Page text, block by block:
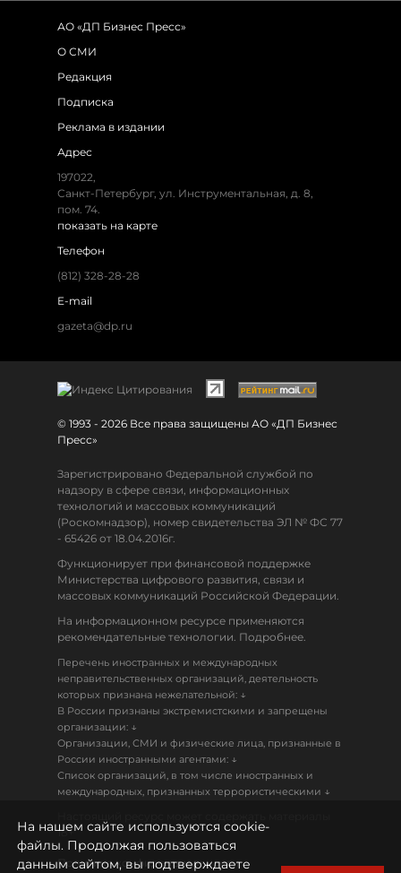
АО «ДП Бизнес Пресс»
О СМИ
Редакция
Подписка
Реклама в издании
Адрес
197022,
Санкт-Петербург, ул. Инструментальная, д. 8,
пом. 74.
показать на карте
Телефон
(812) 328-28-28
E-mail
gazeta@dp.ru
© 1993 - 2026 Все права защищены АО «ДП Бизнес
Пресс»
Зарегистрировано Федеральной службой по
надзору в сфере связи, информационных
технологий и массовых коммуникаций
(Роскомнадзор), номер свидетельства ЭЛ № ФС 77
- 65426 от 18.04.2016г.
Функционирует при финансовой поддержке
Министерства цифрового развития, связи и
массовых коммуникаций Российской Федерации.
На информационном ресурсе применяются
рекомендательные технологии. Подробнее.
Перечень иностранных и международных
неправительственных организаций, деятельность
которых признана нежелательной: ↓
В России признаны экстремистскими и запрещены
организации: ↓
Организации, СМИ и физические лица, признанные в
России иностранными агентами: ↓
Список организаций, в том числе иностранных и
международных, признанных террористическими ↓
18+
Политика конфиденциальности
На нашем сайте используются cookie-
файлы. Продолжая пользоваться
данным сайтом, вы подтверждаете